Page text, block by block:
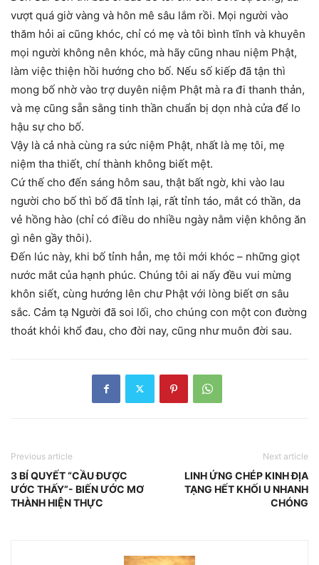
vượt quá giờ vàng và hôn mê sâu lắm rồi. Mọi người vào
thăm hỏi ai cũng khóc, chỉ có mẹ và tôi bình tĩnh và khuyên
mọi người không nên khóc, mà hãy cũng nhau niệm Phật,
làm việc thiện hồi hướng cho bố. Nếu số kiếp đã tận thì
mong bố nhờ vào trợ duyên niệm Phật mà ra đi thanh thản,
và mẹ cũng sẵn sằng tinh thần chuẩn bị dọn nhà cửa để lo
hậu sự cho bố.
Vậy là cả nhà cùng ra sức niệm Phật, nhất là mẹ tôi, mẹ
niệm tha thiết, chí thành không biết mệt.
Cứ thế cho đến sáng hôm sau, thật bất ngờ, khi vào lau
người cho bố thì bố đã tỉnh lại, rất tỉnh táo, mắt có thần, da
vẻ hồng hào (chỉ có điều do nhiều ngày nằm viện không ăn
gì nên gầy thôi).
Đến lúc này, khi bố tỉnh hẳn, mẹ tôi mới khóc – những giọt
nước mắt của hạnh phúc. Chúng tôi ai nấy đều vui mừng
khôn siết, cùng hướng lên chư Phật với lòng biết ơn sâu
sắc. Cảm tạ Người đã soi lối, cho chúng con một con đường
thoát khỏi khổ đau, cho đời nay, cũng như muôn đời sau.
Previous article
3 BÍ QUYẾT “CẦU ĐƯỢC
ƯỚC THẤY”- BIẾN ƯỚC MƠ
THÀNH HIỆN THỰC
Next article
LINH ỨNG CHÉP KINH ĐỊA
TẠNG HẾT KHỐI U NHANH
CHÓNG